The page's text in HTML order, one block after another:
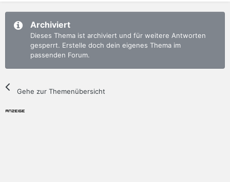
Archiviert
Dieses Thema ist archiviert und für weitere Antworten
gesperrt. Erstelle doch dein eigenes Thema im
passenden Forum.
Gehe zur Themenübersicht